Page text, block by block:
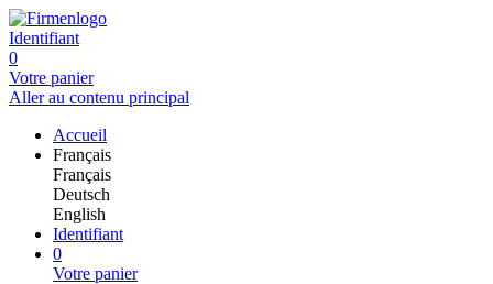
Identifiant
0
Votre panier
Aller au contenu principal
Accueil
Français
Français
Deutsch
English
Identifiant
0
Votre panier